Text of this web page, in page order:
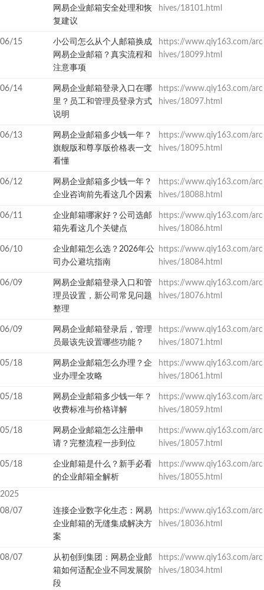
网易企业邮箱安全处理和恢
复建议
hives/18101.html
06/15
小公司怎么从个人邮箱换成
网易企业邮箱？真实流程和
注意事项
https://www.qiy163.com/arc
hives/18099.html
06/14
网易企业邮箱登录入口在哪
里？员工和管理员登录方式
说明
https://www.qiy163.com/arc
hives/18097.html
06/13
网易企业邮箱多少钱一年？
旗舰版和尊享版价格表一文
看懂
https://www.qiy163.com/arc
hives/18095.html
06/12
网易企业邮箱多少钱一年？
企业咨询前先看这几个因素
https://www.qiy163.com/arc
hives/18088.html
06/11
企业邮箱哪家好？公司选邮
箱先看这几个关键点
https://www.qiy163.com/arc
hives/18086.html
06/10
企业邮箱怎么选？2026年公
司办公避坑指南
https://www.qiy163.com/arc
hives/18084.html
06/09
网易企业邮箱登录入口和管
理员设置，新公司常见问题
整理
https://www.qiy163.com/arc
hives/18076.html
06/09
网易企业邮箱登录后，管理
员最该先设置哪些功能？
https://www.qiy163.com/arc
hives/18071.html
05/18
网易企业邮箱怎么办理？企
业办理全攻略
https://www.qiy163.com/arc
hives/18061.html
05/18
网易企业邮箱多少钱一年？
收费标准与价格详解
https://www.qiy163.com/arc
hives/18059.html
05/18
网易企业邮箱怎么注册申
请？完整流程一步到位
https://www.qiy163.com/arc
hives/18057.html
05/18
企业邮箱是什么？新手必看
的企业邮箱全解析
https://www.qiy163.com/arc
hives/18055.html
2025
08/07
连接企业数字化生态：网易
企业邮箱的无缝集成解决方
案
https://www.qiy163.com/arc
hives/18036.html
08/07
从初创到集团：网易企业邮
箱如何适配企业不同发展阶
段
https://www.qiy163.com/arc
hives/18034.html